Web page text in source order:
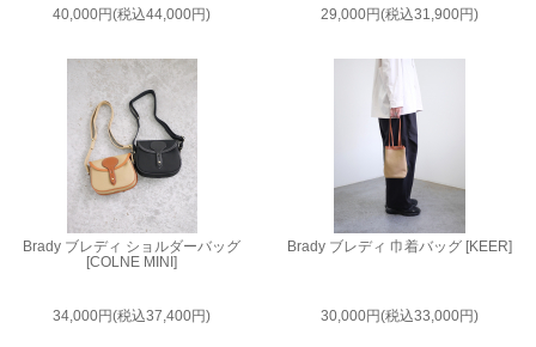
40,000円(税込44,000円) 29,000円(税込31,900円)
Brady ブレディ ショルダーバッグ
[COLNE MINI]
34,000円(税込37,400円)
Brady ブレディ 巾着バッグ [KEER]
30,000円(税込33,000円)